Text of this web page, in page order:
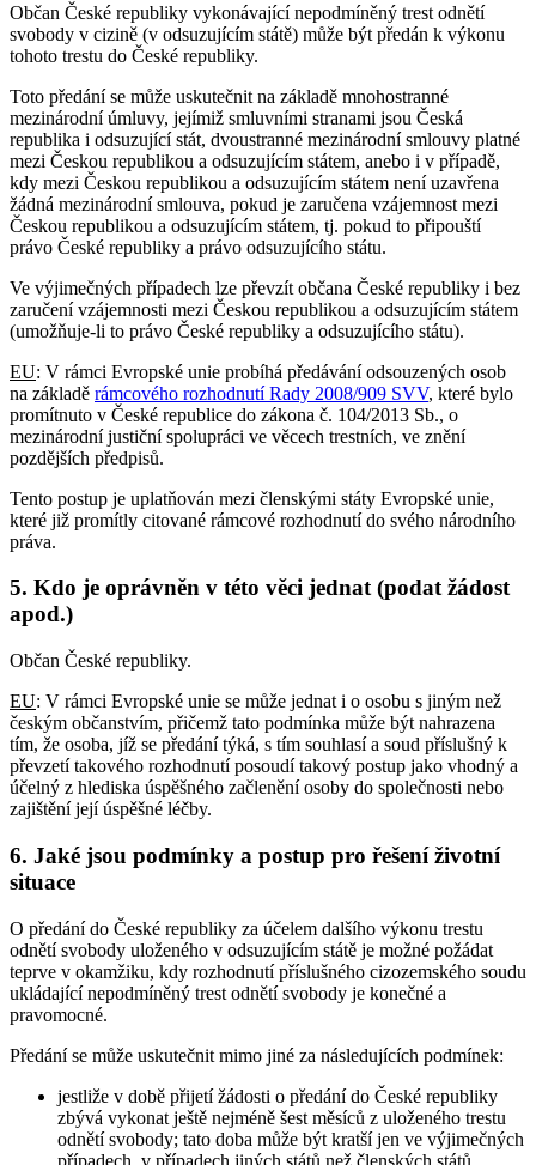
Občan České republiky vykonávající nepodmíněný trest odnětí
svobody v cizině (v odsuzujícím státě) může být předán k výkonu
tohoto trestu do České republiky.
Toto předání se může uskutečnit na základě mnohostranné
mezinárodní úmluvy, jejímiž smluvními stranami jsou Česká
republika i odsuzující stát, dvoustranné mezinárodní smlouvy platné
mezi Českou republikou a odsuzujícím státem, anebo i v případě,
kdy mezi Českou republikou a odsuzujícím státem není uzavřena
žádná mezinárodní smlouva, pokud je zaručena vzájemnost mezi
Českou republikou a odsuzujícím státem, tj. pokud to připouští
právo České republiky a právo odsuzujícího státu.
Ve výjimečných případech lze převzít občana České republiky i bez
zaručení vzájemnosti mezi Českou republikou a odsuzujícím státem
(umožňuje-li to právo České republiky a odsuzujícího státu).
EU: V rámci Evropské unie probíhá předávání odsouzených osob
na základě rámcového rozhodnutí Rady 2008/909 SVV, které bylo
promítnuto v České republice do zákona č. 104/2013 Sb., o
mezinárodní justiční spolupráci ve věcech trestních, ve znění
pozdějších předpisů.
Tento postup je uplatňován mezi členskými státy Evropské unie,
které již promítly citované rámcové rozhodnutí do svého národního
práva.
5. Kdo je oprávněn v této věci jednat (podat žádost
apod.)
Občan České republiky.
EU: V rámci Evropské unie se může jednat i o osobu s jiným než
českým občanstvím, přičemž tato podmínka může být nahrazena
tím, že osoba, jíž se předání týká, s tím souhlasí a soud příslušný k
převzetí takového rozhodnutí posoudí takový postup jako vhodný a
účelný z hlediska úspěšného začlenění osoby do společnosti nebo
zajištění její úspěšné léčby.
6. Jaké jsou podmínky a postup pro řešení životní
situace
O předání do České republiky za účelem dalšího výkonu trestu
odnětí svobody uloženého v odsuzujícím státě je možné požádat
teprve v okamžiku, kdy rozhodnutí příslušného cizozemského soudu
ukládající nepodmíněný trest odnětí svobody je konečné a
pravomocné.
Předání se může uskutečnit mimo jiné za následujících podmínek:
jestliže v době přijetí žádosti o předání do České republiky
zbývá vykonat ještě nejméně šest měsíců z uloženého trestu
odnětí svobody; tato doba může být kratší jen ve výjimečných
případech, v případech jiných států než členských států